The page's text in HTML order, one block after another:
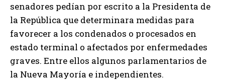
senadores pedían por escrito a la Presidenta de
la República que determinara medidas para
favorecer a los condenados o procesados en
estado terminal o afectados por enfermedades
graves. Entre ellos algunos parlamentarios de
la Nueva Mayoría e independientes.